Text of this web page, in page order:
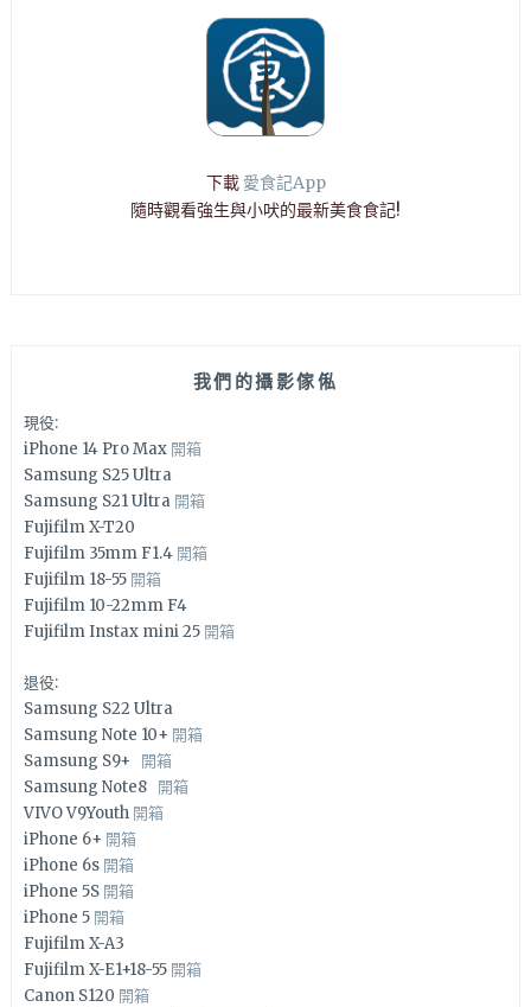
下載 愛食記App
隨時觀看強生與小吠的最新美食食記!
我們的攝影傢俬
現役:
iPhone 14 Pro Max 開箱
Samsung S25 Ultra
Samsung S21 Ultra 開箱
Fujifilm X-T20
Fujifilm 35mm F1.4 開箱
Fujifilm 18-55 開箱
Fujifilm 10-22mm F4
Fujifilm Instax mini 25 開箱
退役:
Samsung S22 Ultra
Samsung Note 10+ 開箱
Samsung S9+ 開箱
Samsung Note8 開箱
VIVO V9Youth 開箱
iPhone 6+ 開箱
iPhone 6s 開箱
iPhone 5S 開箱
iPhone 5 開箱
Fujifilm X-A3
Fujifilm X-E1+18-55 開箱
Canon S120 開箱